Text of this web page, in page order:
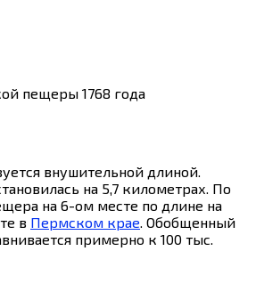
пещеры 1768 года
внушительной длиной.
на 5,7 километрах. По
на 6-ом месте по длине на
в Пермском крае . Обобщенный
примерно к 100 тыс.